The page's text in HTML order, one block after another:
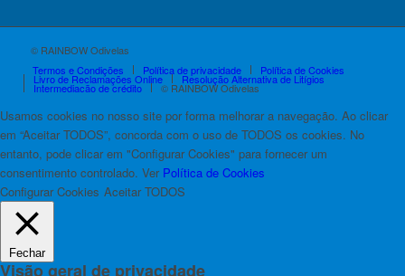
© RAINBOW Odivelas
Termos e Condições
Política de privacidade Política de Cookies
Livro de Reclamações Online Resolução Alternativa de Litígios
Intermediação de crédito © RAINBOW Odivelas
Usamos cookies no nosso site por forma melhorar a navegação. Ao clicar
em “Aceitar TODOS”, concorda com o uso de TODOS os cookies. No
entanto, pode clicar em "Configurar Cookies" para fornecer um
consentimento controlado. Ver Política de Cookies
Configurar Cookies Aceitar TODOS
Fechar
Visão geral de privacidade